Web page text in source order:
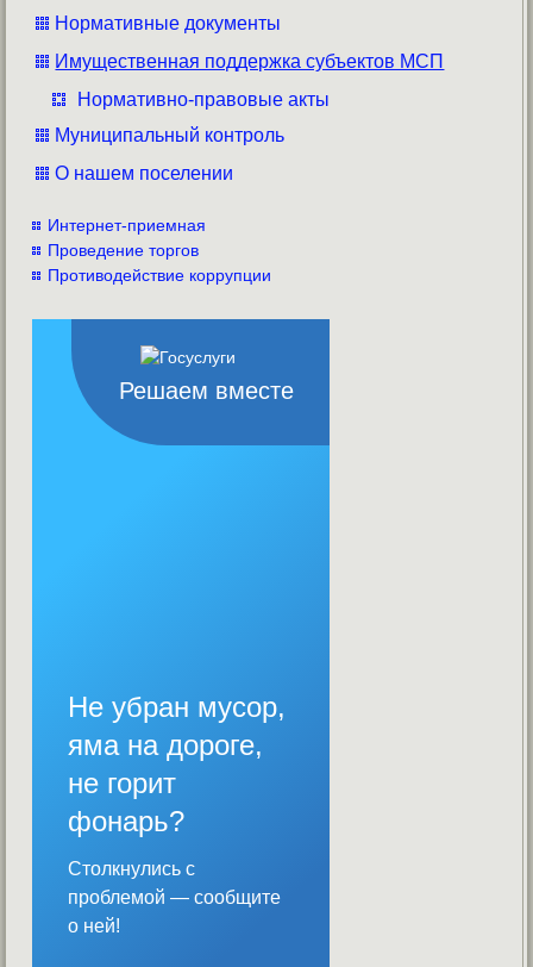
Нормативные документы
Имущественная поддержка субъектов МСП
Нормативно-правовые акты
Муниципальный контроль
О нашем поселении
Интернет-приемная
Проведение торгов
Противодействие коррупции
Решаем вместе
Не убран мусор,
яма на дороге,
не горит
фонарь?
Столкнулись с
проблемой — сообщите
о ней!